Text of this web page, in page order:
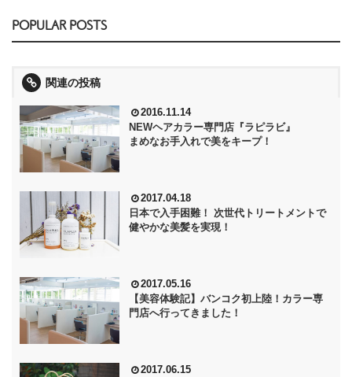
POPULAR POSTS
関連の投稿
2016.11.14
NEWヘアカラー専門店『ラピラビ』
まめなお手入れで美をキープ！
2017.04.18
日本で入手困難！ 次世代トリートメントで
健やかな美髪を実現！
2017.05.16
【美容体験記】バンコク初上陸！カラー専
門店へ行ってきました！
2017.06.15